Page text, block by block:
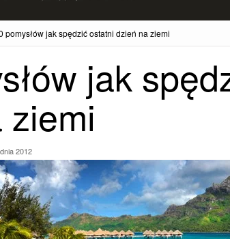
pomysłów jak spędzić ostatni dzień na ziemi
jak
2012